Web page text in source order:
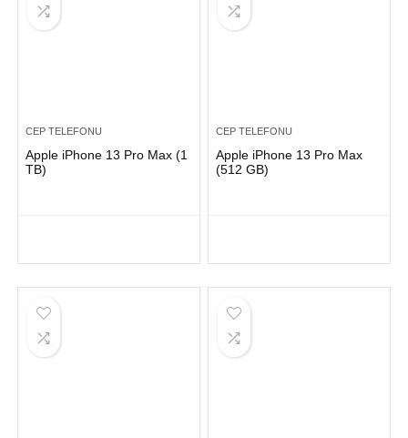
CEP TELEFONU
Apple iPhone 13 Pro Max (1
TB)
CEP TELEFONU
Apple iPhone 13 Pro Max
(512 GB)